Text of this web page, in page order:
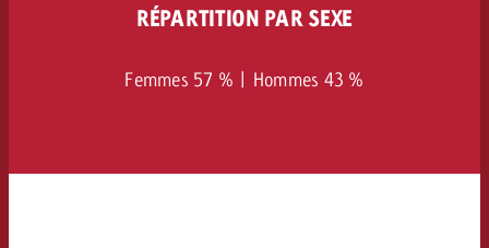
RÉPARTITION PAR SEXE
Femmes 57 % | Hommes 43 %